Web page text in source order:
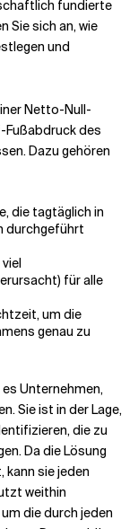
fundierte
Sie sich an, wie
und
Netto-Null-
Fußabdruck des
Dazu gehören
die tagtäglich in
durchgeführt
für alle
um die
genau zu
Unternehmen,
Sie ist in der Lage,
die zu
Da die Lösung
kann sie jeden
weithin
die durch jeden